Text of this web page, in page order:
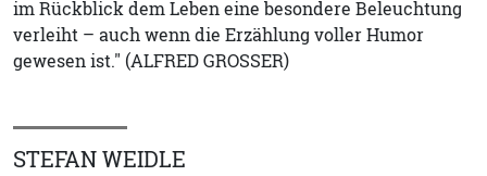
im Rückblick dem Leben eine besondere Beleuchtung
verleiht – auch wenn die Erzählung voller Humor
gewesen ist." (ALFRED GROSSER)
STEFAN WEIDLE